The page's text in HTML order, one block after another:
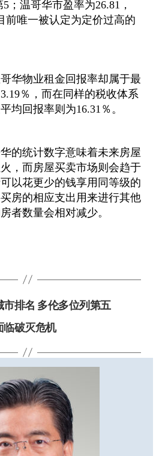
5 ；温哥华市盈率为26.81 ，
前唯一被认定为定价过高的
华物业租金回报率却属于最
3.19％，而在同样的税收体系
均回报率则为16.31％。
的统计数字意味着未来房屋
，而房屋买卖市场则会趋于
以花更少的钱享用同等级的
房的相应支出用来进行其他
者数量会相对减少。
排名 多伦多位列第五
临破灭危机